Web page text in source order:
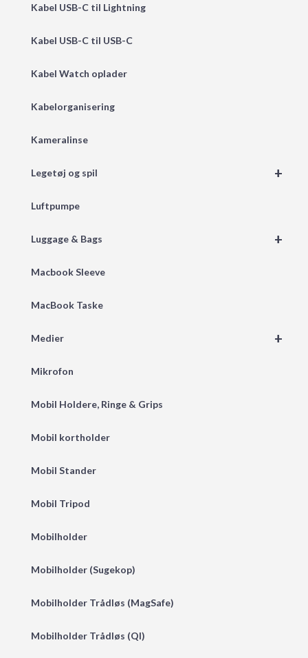
Kabel USB-C til Lightning
Kabel USB-C til USB-C
Kabel Watch oplader
Kabelorganisering
Kameralinse
+
Legetøj og spil
Luftpumpe
+
Luggage & Bags
Macbook Sleeve
MacBook Taske
+
Medier
Mikrofon
Mobil Holdere, Ringe & Grips
Mobil kortholder
Mobil Stander
Mobil Tripod
Mobilholder
Mobilholder (Sugekop)
Mobilholder Trådløs (MagSafe)
Mobilholder Trådløs (QI)